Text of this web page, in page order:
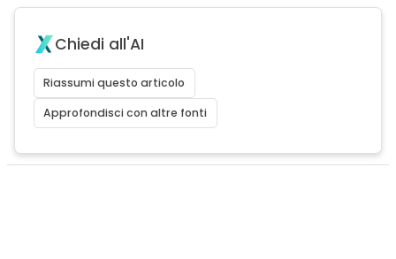
Chiedi all'AI
Riassumi questo articolo
Approfondisci con altre fonti